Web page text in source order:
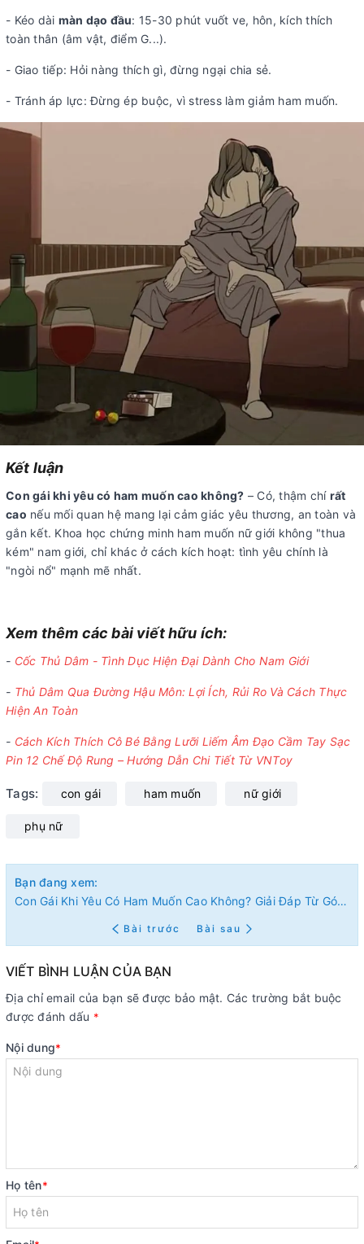
- Kéo dài màn dạo đầu: 15-30 phút vuốt ve, hôn, kích thích
toàn thân (âm vật, điểm G...).
- Giao tiếp: Hỏi nàng thích gì, đừng ngại chia sẻ.
- Tránh áp lực: Đừng ép buộc, vì stress làm giảm ham muốn.
Kết luận
Con gái khi yêu có ham muốn cao không? – Có, thậm chí rất
cao nếu mối quan hệ mang lại cảm giác yêu thương, an toàn và
gắn kết. Khoa học chứng minh ham muốn nữ giới không "thua
kém" nam giới, chỉ khác ở cách kích hoạt: tình yêu chính là
"ngòi nổ" mạnh mẽ nhất.
Xem thêm các bài viết hữu ích:
- Cốc Thủ Dâm - Tình Dục Hiện Đại Dành Cho Nam Giới
- Thủ Dâm Qua Đường Hậu Môn: Lợi Ích, Rủi Ro Và Cách Thực
Hiện An Toàn
- Cách Kích Thích Cô Bé Bằng Lưỡi Liếm Âm Đạo Cầm Tay Sạc
Pin 12 Chế Độ Rung – Hướng Dẫn Chi Tiết Từ VNToy
Tags: con gái ham muốn nữ giới
phụ nữ
Bạn đang xem:
Con Gái Khi Yêu Có Ham Muốn Cao Không? Giải Đáp Từ Góc Nhìn Khoa Học
Bài trước Bài sau
VIẾT BÌNH LUẬN CỦA BẠN
Địa chỉ email của bạn sẽ được bảo mật. Các trường bắt buộc
được đánh dấu *
Nội dung*
Họ tên*